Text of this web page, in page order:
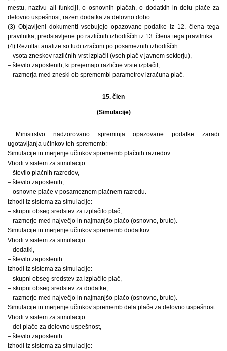
mestu, nazivu ali funkciji, o osnovnih plačah, o dodatkih in delu plače za
delovno uspešnost, razen dodatka za delovno dobo.
(3) Objavljeni dokumenti vsebujejo opazovane podatke iz 12. člena tega
pravilnika, predstavljene po različnih izhodiščih iz 13. člena tega pravilnika.
(4) Rezultat analize so tudi izračuni po posameznih izhodiščih:
– vsota zneskov različnih vrst izplačil (vseh plač v javnem sektorju),
– število zaposlenih, ki prejemajo različne vrste izplačil,
– razmerja med zneski ob spremembi parametrov izračuna plač.
15. člen
(Simulacije)
Ministrstvo nadzorovano spreminja opazovane podatke zaradi
ugotavljanja učinkov teh sprememb:
Simulacije in merjenje učinkov sprememb plačnih razredov:
Vhodi v sistem za simulacijo:
– število plačnih razredov,
– število zaposlenih,
– osnovne plače v posameznem plačnem razredu.
Izhodi iz sistema za simulacije:
– skupni obseg sredstev za izplačilo plač,
– razmerje med največjo in najmanjšo plačo (osnovno, bruto).
Simulacije in merjenje učinkov sprememb dodatkov:
Vhodi v sistem za simulacijo:
– dodatki,
– število zaposlenih.
Izhodi iz sistema za simulacije:
– skupni obseg sredstev za izplačilo plač,
– skupni obseg sredstev za dodatke,
– razmerje med največjo in najmanjšo plačo (osnovno, bruto).
Simulacije in merjenje učinkov sprememb dela plače za delovno uspešnost:
Vhodi v sistem za simulacijo:
– del plače za delovno uspešnost,
– število zaposlenih.
Izhodi iz sistema za simulacije: